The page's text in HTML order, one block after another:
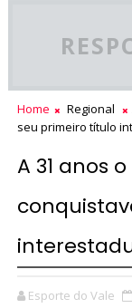
Home Regional
seu primeiro título
A 31 anos
Esporte do Vale